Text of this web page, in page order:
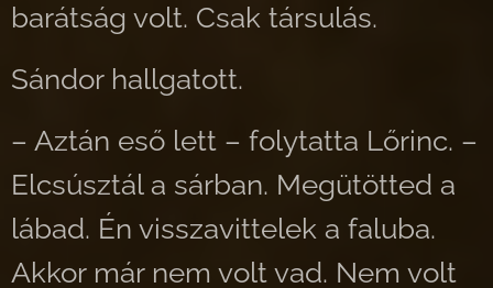
barátság volt. Csak társulás.
Sándor hallgatott.
– Aztán eső lett – folytatta Lőrinc. –
Elcsúsztál a sárban. Megütötted a
lábad. Én visszavittelek a faluba.
Akkor már nem volt vad. Nem volt